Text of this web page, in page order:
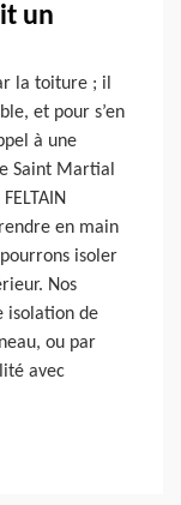
un
la toiture ; il
et pour s’en
à une
Saint Martial
en main
isoler
Nos
isolation de
ou par
avec